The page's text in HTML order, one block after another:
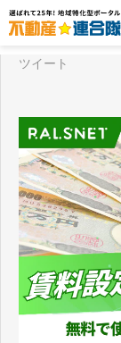
選ばれる理由
機能一覧
入会後のサポート
お客様活用事例
よくあるご質問
お知らせ
ツイート